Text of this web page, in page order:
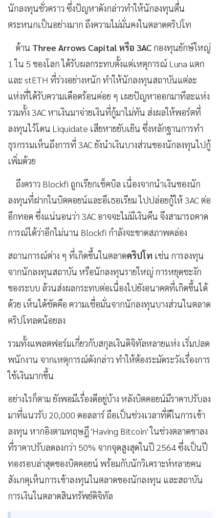
นักลงทุนชั่วคราว ซึ่งปัญหาดังกล่าวทำให้นักลงทุนตื่น
ตระหนกเป็นอย่างมาก ถึงความไม่มั่นคงในตลาดคริปโท
ด้าน Three Arrows Capital หรือ 3AC กองทุนยักษ์ใหญ่
1 ใน 5 ของโลก ได้รับผลกระทบตั้งแต่เหตุการณ์ Luna แตก
และ stETH ที่ร่วงอย่างหนัก ทำให้นักลงทุนสถาบันแต่ละ
แห่งที่ได้รับความเดือดร้อนค่อย ๆ เผยปัญหาออกมาทีละแห่ง
รวมทั้ง 3AC หาเงินมาจ่ายเงินที่กู้มาไม่ทัน ส่งผลให้พอร์ตที่
ลงทุนไว้โดน Liquidate เสียหายยับเยิน ซึ่งหลักฐานการทำ
ธุรกรรมเห็นถึงการที่ 3AC ยังนำเงินบางส่วนของนักลงทุนไปกู้
เพิ่มด้วย
ถึงคราว Blockfi ถูกเรียกเช็คบิล เนื่องจากนำเงินของนัก
ลงทุนที่ฝากในบิตคอยน์และอีเธอเรียม ไปปล่อยกู้ให้ 3AC ต่อ
อีกทอด ซึ่งแน่นอนว่า 3AC อาจจะไม่มีเงินคืน จึงสามารถคาด
การณ์ได้ว่าอีกไม่นาน Blockfi กำลังจะขาดสภาพคล่อง
สถานการณ์ต่าง ๆ ที่เกิดขึ้นในตลาดคริปโท เช่น การลงทุน
จากนักลงทุนสถาบัน หรือนักลงทุนรายใหญ่ การหยุดชะงัก
ของระบบ ล้วนส่งผลกระทบต่อเนื่องไปยังอนาคตที่เกิดขึ้นได้
ด้วย เห็นได้ชัดคือ ความเชื่อมั่นจากนักลงทุนบางส่วนในตลาด
คริปโทลดน้อยลง
รวมทั้งแพลตฟอร์มเกี่ยวกับสกุลเงินดิจิทัลหลายแห่ง เริ่มปลด
พนักงาน จากเหตุการณ์ดังกล่าว ทำให้ต้องระมัดระวังเรื่องการ
ใช้เงินมากขึ้น
อย่างไรก็ตาม ยังพอมีเรื่องดีอยู่บ้าง หลังบิตคอยน์มีราคาปรับลง
มาที่แนวรับ 20,000 ดอลลาร์ ถือเป็นช่วงเวลาที่ดีในการเข้า
ลงทุน หากอิงตามทฤษฎี 'Having Bitcoin' ในช่วงตลาดขาลง
ที่ราคาปรับลดลงกว่า 50% จากจุดสูงสุดในปี 2564 ซึ่งเป็นปี
ทองรอบล่าสุดของบิตคอยน์ พร้อมกับนักวิเคราะห์หลายคน
สังเกตุเห็นการเข้าลงทุนในตลาดของนักลงทุน และสถาบัน
การเงินในตลาดสินทรัพย์ดิจิทัล